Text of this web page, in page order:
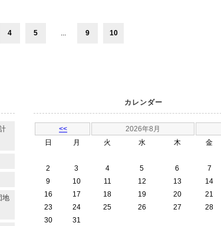
4 5 9 10
地
カレンダー
<<
2026年8月
日
月 火 水 木 金
2
3 4 5 6 7
9
10 11 12 13 14
16
17 18 19 20 21
23
24 25 26 27 28
30
31